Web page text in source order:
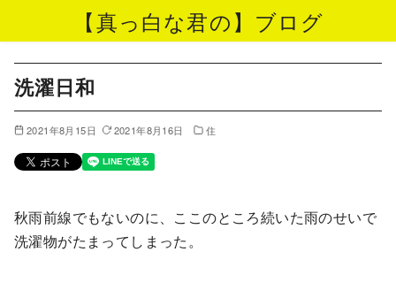
【真っ白な君の】ブログ
洗濯日和
2021年8月15日 2021年8月16日 住
秋雨前線でもないのに、ここのところ続いた雨のせいで
洗濯物がたまってしまった。